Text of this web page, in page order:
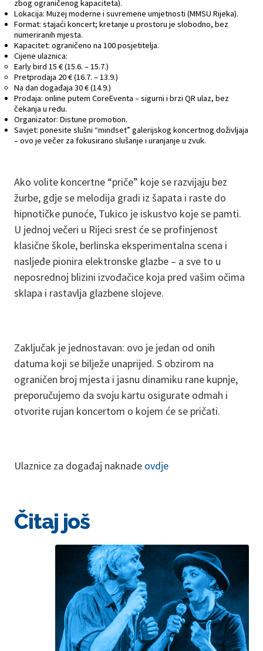
zbog ograničenog kapaciteta).
Lokacija: Muzej moderne i suvremene umjetnosti (MMSU Rijeka).
Format: stajaći koncert; kretanje u prostoru je slobodno, bez
numeriranih mjesta.
Kapacitet: ograničeno na 100 posjetitelja.
Cijene ulaznica:
Early bird 15 € (15.6. – 15.7.)
Pretprodaja 20 € (16.7. – 13.9.)
Na dan događaja 30 € (14.9.)
Prodaja: online putem CoreEventa – sigurni i brzi QR ulaz, bez
čekanja u redu.
Organizator: Distune promotion.
Savjet: ponesite slušni “mindset” galerijskog koncertnog doživljaja
– ovo je večer za fokusirano slušanje i uranjanje u zvuk.
Ako volite koncertne “priče” koje se razvijaju bez
žurbe, gdje se melodija gradi iz šapata i raste do
hipnotičke punoće, Tukico je iskustvo koje se pamti.
U jednoj večeri u Rijeci srest će se profinjenost
klasične škole, berlinska eksperimentalna scena i
nasljeđe pionira elektronske glazbe – a sve to u
neposrednoj blizini izvođačice koja pred vašim očima
sklapa i rastavlja glazbene slojeve.
Zaključak je jednostavan: ovo je jedan od onih
datuma koji se bilježe unaprijed. S obzirom na
ograničen broj mjesta i jasnu dinamiku rane kupnje,
preporučujemo da svoju kartu osigurate odmah i
otvorite rujan koncertom o kojem će se pričati.
Ulaznice za događaj naknade ovdje
Čitaj još